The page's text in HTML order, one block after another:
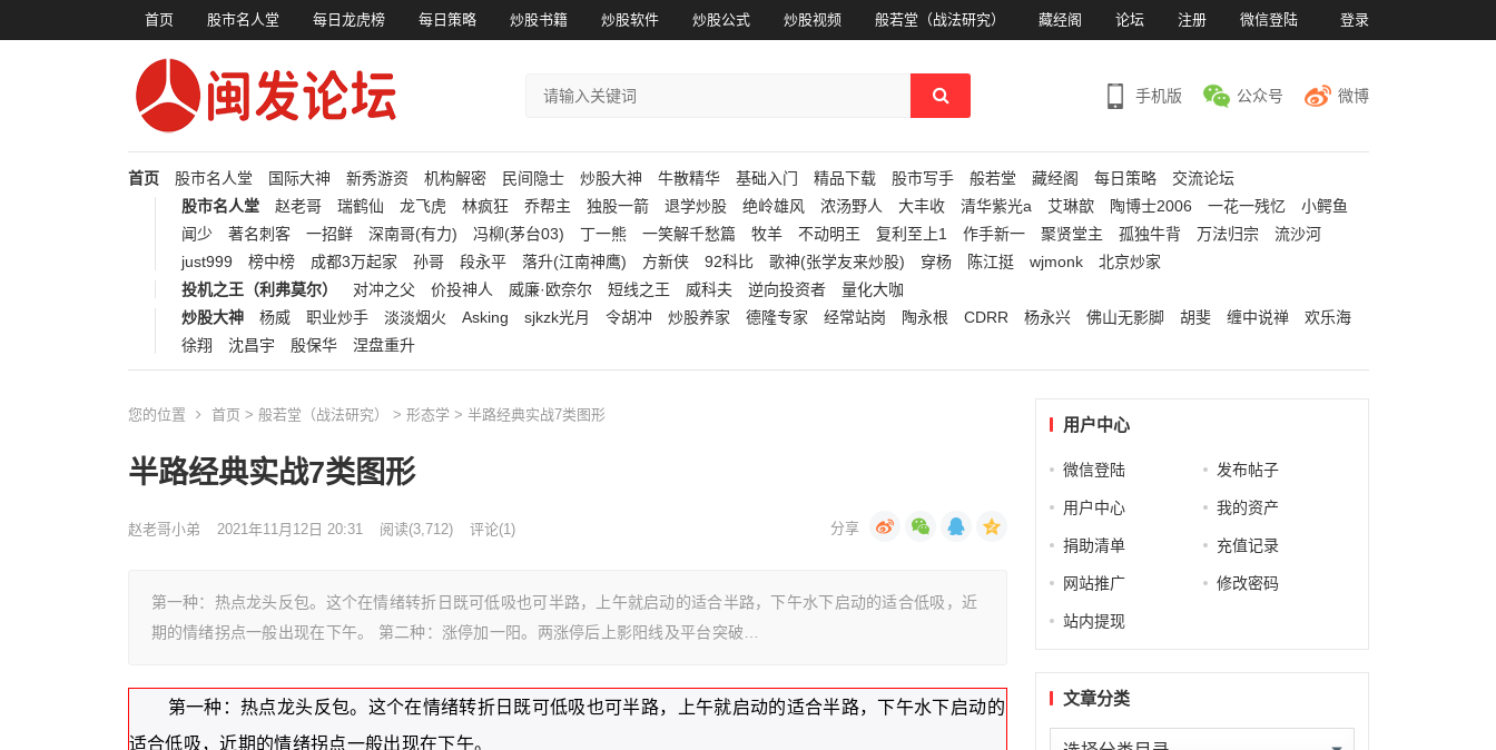
首页 股市名人堂 每日龙虎榜 每日策略 炒股书籍 炒股软件 炒股公式 炒股视频 般若堂（战法研究） 藏经阁 论坛 注册 微信登陆 登录
手机版 公众号 微博
首页 股市名人堂 国际大神 新秀游资 机构解密 民间隐士 炒股大神 牛散精华 基础入门 精品下载 股市写手 般若堂 藏经阁 每日策略
交流论坛
股市名人堂
赵老哥 瑞鹤仙 龙飞虎 林疯狂 乔帮主 独股一箭 退学炒股 绝岭雄风 浓汤野人 大丰收 清华紫光a 艾琳歆 陶博士2006 一花一残忆
小鳄鱼
闻少
著名刺客 一招鲜 深南哥(有力) 冯柳(茅台03) 丁一熊 一笑解千愁篇 牧羊 不动明王 复利至上1 作手新一 聚贤堂主 孤独牛背 万法归宗
流沙河
just999
榜中榜 成都3万起家 孙哥 段永平 落升(江南神鹰) 方新侠 92科比 歌神(张学友来炒股) 穿杨 陈江挺 wjmonk
北京炒家
投机之王（利弗莫尔）
对冲之父 价投神人 威廉·欧奈尔 短线之王 威科夫 逆向投资者
量化大咖
炒股大神
杨威 职业炒手 淡淡烟火 Asking sjkzk光月 令胡冲 炒股养家 德隆专家 经常站岗 陶永根 CDRR 杨永兴 佛山无影脚 胡斐 缠中说禅
欢乐海
徐翔
沈昌宇 殷保华 涅盘重升
您的位置 首页 > 般若堂（战法研究） > 形态学 > 半路经典实战7类图形
半路经典实战7类图形
赵老哥小弟 2021年11月12日 20:31 阅读(3,712) 评论(1)
第一种：热点龙头反包。这个在情绪转折日既可低吸也可半路，上午就启动的适合半路，下午水下启动的适合低吸，近
期的情绪拐点一般出现在下午。 第二种：涨停加一阳。两涨停后上影阳线及平台突破…
第一种：热点龙头反包。这个在情绪转折日既可低吸也可半路，上午就启动的适合半路，下午水下启动的
适合低吸，近期的情绪拐点一般出现在下午。
用户中心
微信登陆 发布帖子
用户中心 我的资产
捐助清单 充值记录
网站推广 修改密码
站内提现
文章分类
文